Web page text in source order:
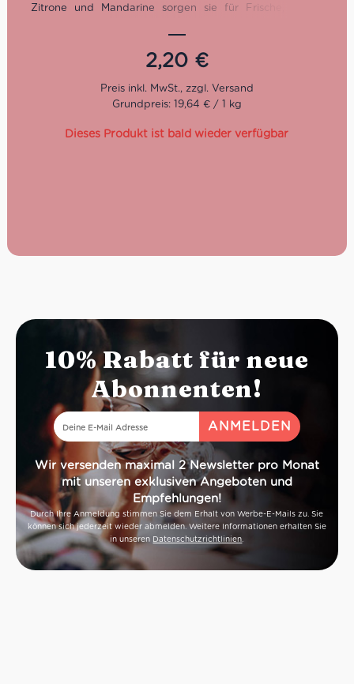
Zitrone und Mandarine sorgen sie für Frische, außen
gekühlt zu Kaffee oder Tee – ein sommerlicher Snack für
2,20 €
Grundpreis: 19,64 € / 1 kg
Dieses Produkt ist bald wieder verfügbar
10% Rabatt für neue
Abonnenten!
Wir versenden maximal 2 Newsletter pro Monat
mit unseren exklusiven Angeboten und
Empfehlungen!
Durch Ihre Anmeldung stimmen Sie dem Erhalt von Werbe-E-Mails zu. Sie
können sich jederzeit wieder abmelden. Weitere Informationen erhalten Sie
in unseren Datenschutzrichtlinien